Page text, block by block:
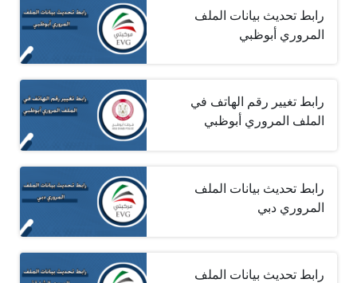
رابط تحديث بيانات الملف
المروري أبوظبي
رابط تغيير رقم الهاتف في
الملف المروري أبوظبي
رابط تحديث بيانات الملف
المروري دبي
رابط تحديث بيانات الملف